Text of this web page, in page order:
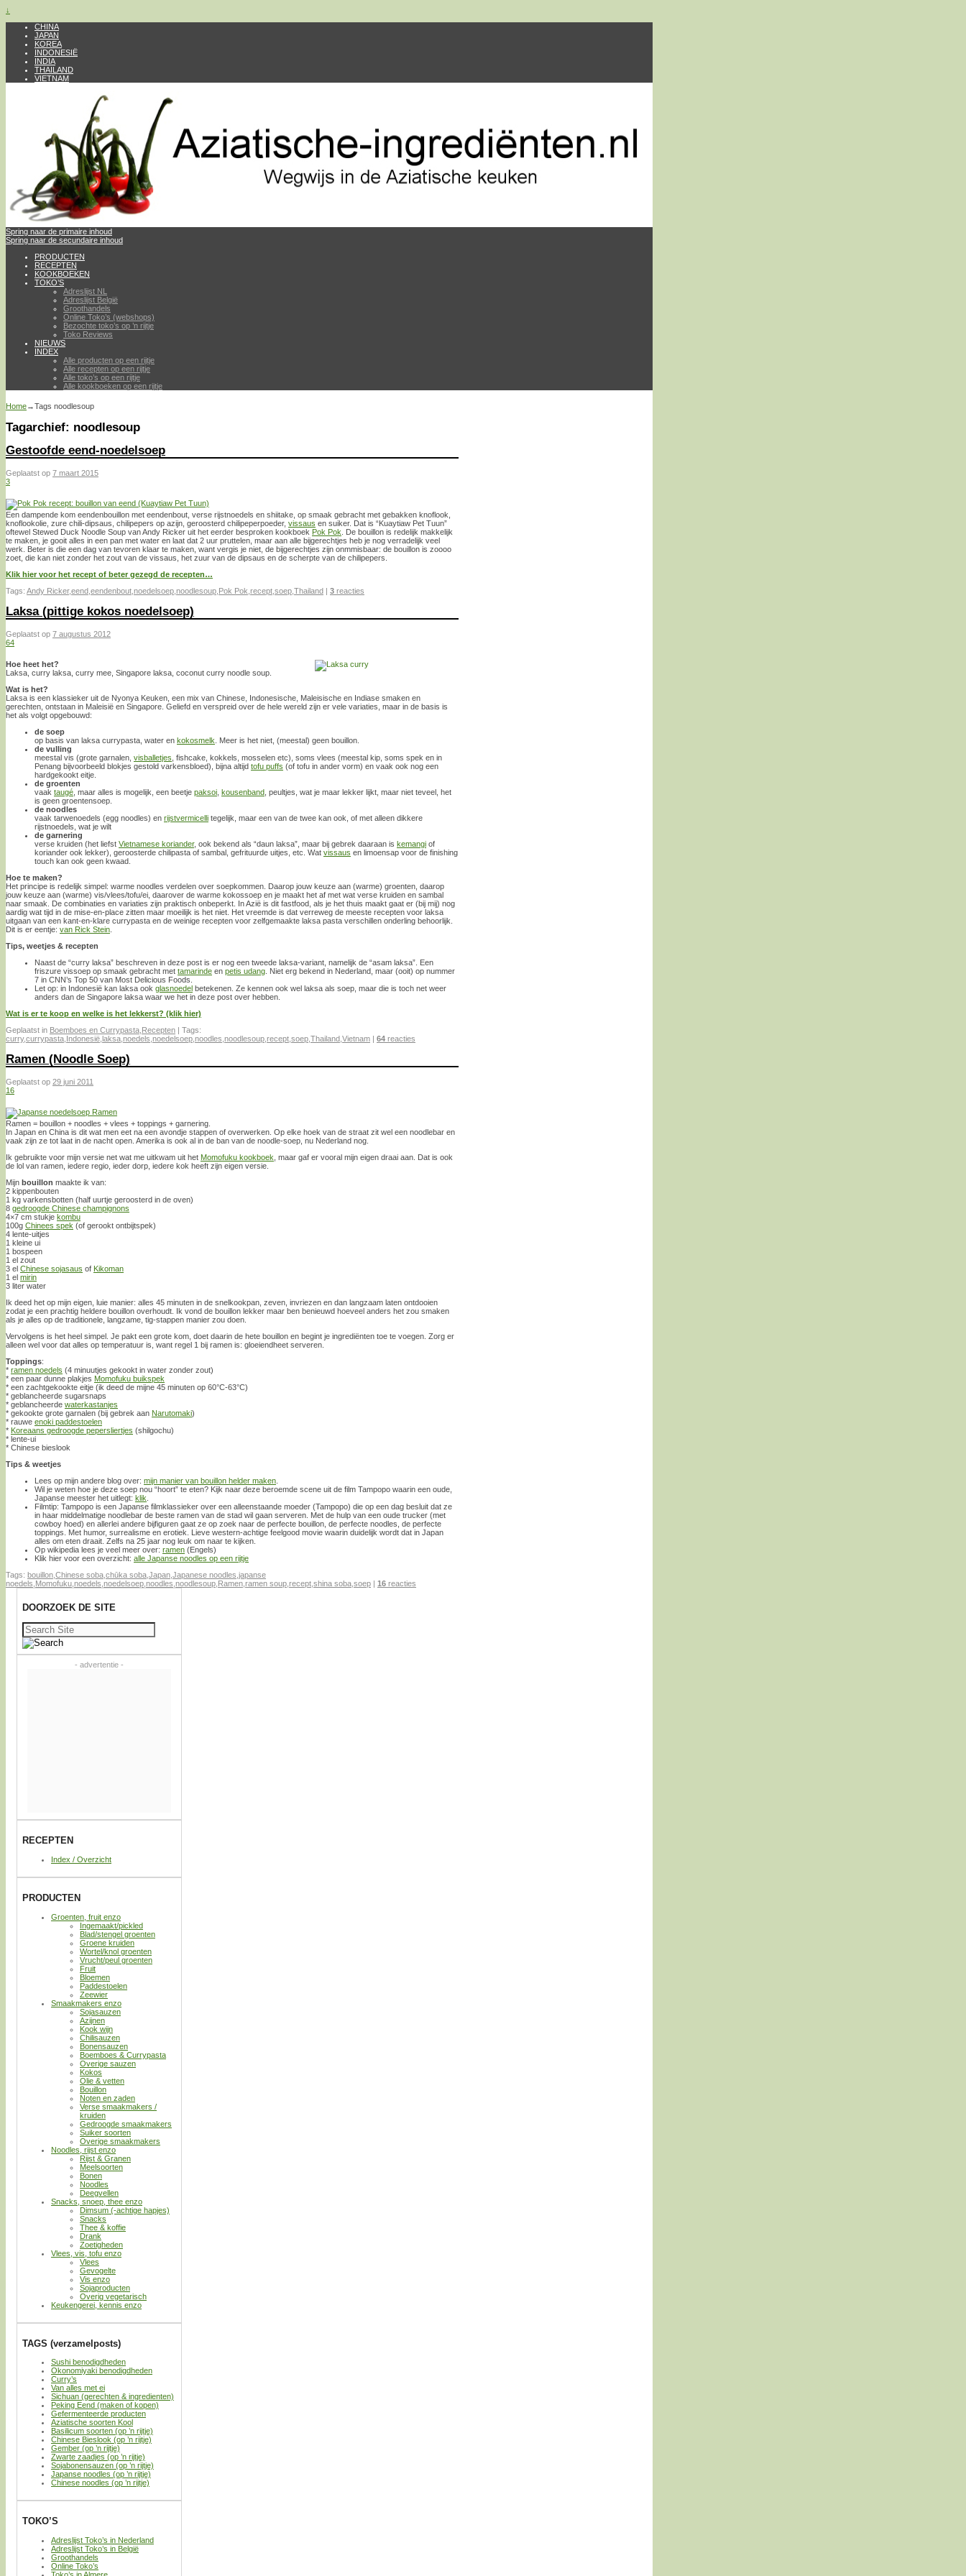
↓
CHINA
JAPAN
KOREA
INDONESIË
INDIA
THAILAND
VIETNAM
Spring naar de primaire inhoud
Spring naar de secundaire inhoud
PRODUCTEN
RECEPTEN
KOOKBOEKEN
TOKO’S
Adreslijst NL
Adreslijst België
Groothandels
Online Toko’s (webshops)
Bezochte toko’s op ’n rijtje
Toko Reviews
NIEUWS
INDEX
Alle producten op een rijtje
Alle recepten op een rijtje
Alle toko’s op een rijtje
Alle kookboeken op een rijtje
Home→Tags noodlesoup
Tagarchief: noodlesoup
Gestoofde eend-noedelsoep
Geplaatst op 7 maart 2015
3
Een dampende kom eendenbouillon met eendenbout, verse rijstnoedels en shiitake, op smaak gebracht met gebakken knoflook,
knoflookolie, zure chili-dipsaus, chilipepers op azijn, geroosterd chilipeperpoeder, vissaus en suiker. Dat is “Kuaytiaw Pet Tuun”
oftewel Stewed Duck Noodle Soup van Andy Ricker uit het eerder besproken kookboek Pok Pok . De bouillon is redelijk makkelijk
te maken, je gooit alles in een pan met water en laat dat 2 uur pruttelen, maar aan alle bijgerechtjes heb je nog verradelijk veel
werk. Beter is die een dag van tevoren klaar te maken, want vergis je niet, de bijgerechtjes zijn onmmisbaar: de bouillon is zoooo
zoet, die kan niet zonder het zout van de vissaus, het zuur van de dipsaus en de scherpte van de chilipepers.
Klik hier voor het recept of beter gezegd de recepten…
Tags: Andy Ricker,eend eendenbout noedelsoep noodlesoup Pok Pok recept soep Thailand | 3 reacties
Laksa (pittige kokos noedelsoep)
Geplaatst op 7 augustus 2012
64
Hoe heet het?
Laksa, curry laksa, curry mee, Singapore laksa, coconut curry noodle soup.
Wat is het?
Laksa is een klassieker uit de Nyonya Keuken, een mix van Chinese, Indonesische, Maleisische en Indiase smaken en
gerechten, ontstaan in Maleisië en Singapore. Geliefd en verspreid over de hele wereld zijn er vele variaties, maar in de basis is
het als volgt opgebouwd:
de soep
op basis van laksa currypasta, water en kokosmelk . Meer is het niet, (meestal) geen bouillon.
de vulling
meestal vis (grote garnalen, visballetjes , fishcake, kokkels, mosselen etc), soms vlees (meestal kip, soms spek en in
Penang bijvoorbeeld blokjes gestold varkensbloed), bijna altijd tofu puffs (of tofu in ander vorm) en vaak ook nog een
hardgekookt eitje.
de groenten
vaak taugé , maar alles is mogelijk, een beetje paksoi kousenband , peultjes, wat je maar lekker lijkt, maar niet teveel, het
is geen groentensoep.
de noodles
vaak tarwenoedels (egg noodles) en rijstvermicelli tegelijk, maar een van de twee kan ook, of met alleen dikkere
rijstnoedels, wat je wilt
de garnering
verse kruiden (het liefst Vietnamese koriander, ook bekend als “daun laksa”, maar bij gebrek daaraan is kemangi of
koriander ook lekker), geroosterde chilipasta of sambal, gefrituurde uitjes, etc. Wat vissaus en limoensap voor de finishing
touch kan ook geen kwaad.
Hoe te maken?
Het principe is redelijk simpel: warme noodles verdelen over soepkommen. Daarop jouw keuze aan (warme) groenten, daarop
jouw keuze aan (warme) vis/vlees/tofu/ei, daarover de warme kokossoep en je maakt het af met wat verse kruiden en sambal
naar smaak. De combinaties en variaties zijn praktisch onbeperkt. In Azië is dit fastfood, als je het thuis maakt gaat er (bij mij) nog
aardig wat tijd in de mise-en-place zitten maar moeilijk is het niet. Het vreemde is dat verreweg de meeste recepten voor laksa
uitgaan van een kant-en-klare currypasta en de weinige recepten voor zelfgemaakte laksa pasta verschillen onderling behoorlijk.
Dit is er eentje: van Rick Stein
Tips, weetjes & recepten
Naast de “curry laksa” beschreven in deze post is er nog een tweede laksa-variant, namelijk de “asam laksa”. Een
friszure vissoep op smaak gebracht met tamarinde en petis udang . Niet erg bekend in Nederland, maar (ooit) op nummer
7 in CNN’s Top 50 van Most Delicious Foods.
Let op: in Indonesië kan laksa ook glasnoedel betekenen. Ze kennen ook wel laksa als soep, maar die is toch net weer
anders dan de Singapore laksa waar we het in deze post over hebben.
Wat is er te koop en welke is het lekkerst? (klik hier)
Geplaatst in Boemboes en Currypasta Recepten | Tags:
curry,currypasta Indonesië laksa noedels noedelsoep noodles noodlesoup recept soep Thailand Vietnam | 64 reacties
Ramen (Noodle Soep)
Geplaatst op 29 juni 2011
16
Ramen = bouillon + noodles + vlees + toppings + garnering.
In Japan en China is dit wat men eet na een avondje stappen of overwerken. Op elke hoek van de straat zit wel een noodlebar en
vaak zijn ze tot laat in de nacht open. Amerika is ook al in de ban van de noodle-soep, nu Nederland nog.
Ik gebruikte voor mijn versie net wat me uitkwam uit het Momofuku kookboek , maar gaf er vooral mijn eigen draai aan. Dat is ook
de lol van ramen, iedere regio, ieder dorp, iedere kok heeft zijn eigen versie.
Mijn bouillon maakte ik van:
2 kippenbouten
1 kg varkensbotten (half uurtje geroosterd in de oven)
8 gedroogde Chinese champignons
4×7 cm stukje kombu
100g Chinees spek (of gerookt ontbijtspek)
4 lente-uitjes
1 kleine ui
1 bospeen
1 el zout
3 el Chinese sojasaus of Kikoman
1 el mirin
3 liter water
Ik deed het op mijn eigen, luie manier: alles 45 minuten in de snelkookpan, zeven, invriezen en dan langzaam laten ontdooien
zodat je een prachtig heldere bouillon overhoudt. Ik vond de bouillon lekker maar ben benieuwd hoeveel anders het zou smaken
als je alles op de traditionele, langzame, tig-stappen manier zou doen.
Vervolgens is het heel simpel. Je pakt een grote kom, doet daarin de hete bouillon en begint je ingrediënten toe te voegen. Zorg er
alleen wel voor dat alles op temperatuur is, want regel 1 bij ramen is: gloeiendheet serveren.
Toppings:
* ramen noedels (4 minuutjes gekookt in water zonder zout)
* een paar dunne plakjes Momofuku buikspek
* een zachtgekookte eitje (ik deed de mijne 45 minuten op 60°C-63°C)
* geblancheerde sugarsnaps
* geblancheerde waterkastanjes
* gekookte grote garnalen (bij gebrek aan Narutomaki)
* rauwe enoki paddestoelen
* Koreaans gedroogde pepersliertjes (shilgochu)
* lente-ui
* Chinese bieslook
Tips & weetjes
Lees op mijn andere blog over: mijn manier van bouillon helder maken
Wil je weten hoe je deze soep nou “hoort” te eten? Kijk naar deze beroemde scene uit de film Tampopo waarin een oude,
Japanse meester het uitlegt: klik
Filmtip: Tampopo is een Japanse filmklassieker over een alleenstaande moeder (Tampopo) die op een dag besluit dat ze
in haar middelmatige noodlebar de beste ramen van de stad wil gaan serveren. Met de hulp van een oude trucker (met
cowboy hoed) en allerlei andere bijfiguren gaat ze op zoek naar de perfecte bouillon, de perfecte noodles, de perfecte
toppings. Met humor, surrealisme en erotiek. Lieve western-achtige feelgood movie waarin duidelijk wordt dat in Japan
alles om eten draait. Zelfs na 25 jaar nog leuk om naar te kijken.
Op wikipedia lees je veel meer over: ramen (Engels)
Klik hier voor een overzicht: alle Japanse noodles op een rijtje
Tags: bouillon Chinese soba chūka soba Japan Japanese noodles japanse
noedels Momofuku noedels noedelsoep noodles noodlesoup Ramen ramen soup recept shina soba soep | 16 reacties
DOORZOEK DE SITE
Zoeken
naar:
- advertentie -
RECEPTEN
Index / Overzicht
PRODUCTEN
Groenten, fruit enzo
Ingemaakt/pickled
Blad/stengel groenten
Groene kruiden
Wortel/knol groenten
Vrucht/peul groenten
Fruit
Bloemen
Paddestoelen
Zeewier
Smaakmakers enzo
Sojasauzen
Azijnen
Kook wijn
Chilisauzen
Bonensauzen
Boemboes & Currypasta
Overige sauzen
Kokos
Olie & vetten
Bouillon
Noten en zaden
Verse smaakmakers /
kruiden
Gedroogde smaakmakers
Suiker soorten
Overige smaakmakers
Noodles, rijst enzo
Rijst & Granen
Meelsoorten
Bonen
Noodles
Deegvellen
Snacks, snoep, thee enzo
Dimsum (-achtige hapjes)
Snacks
Thee & koffie
Drank
Zoetigheden
Vlees, vis, tofu enzo
Vlees
Gevogelte
Vis enzo
Sojaproducten
Overig vegetarisch
Keukengerei, kennis enzo
TAGS (verzamelposts)
Sushi benodigdheden
Okonomiyaki benodigdheden
Curry’s
Van alles met ei
Sichuan (gerechten & ingredienten)
Peking Eend (maken of kopen)
Gefermenteerde producten
Aziatische soorten Kool
Basilicum soorten (op ’n rijtje)
Chinese Bieslook (op ’n rijtje)
Gember (op ’n rijtje)
Zwarte zaadjes (op ’n rijtje)
Sojabonensauzen (op ’n rijtje)
Japanse noodles (op ’n rijtje)
Chinese noodles (op ’n rijtje)
TOKO’S
Adreslijst Toko’s in Nederland
Adreslijst Toko’s in België
Groothandels
Online Toko’s